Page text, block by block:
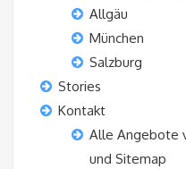
Allgäu
München
Salzburg
Stories
Kontakt
Alle Angebote
und Sitemap